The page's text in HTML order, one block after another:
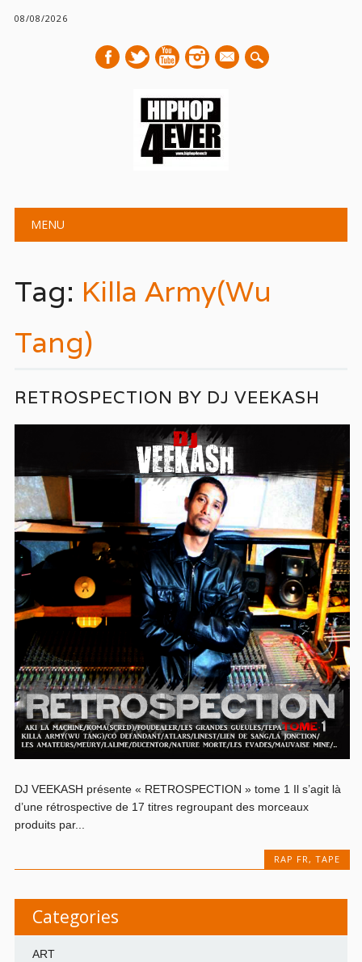
08/08/2026
mail
Main menu
MENU
Tag: Killa Army(Wu
Tang)
RETROSPECTION BY DJ VEEKASH
DJ VEEKASH présente « RETROSPECTION » tome 1 Il s’agit là
d’une rétrospective de 17 titres regroupant des morceaux
produits par...
RAP FR, TAPE
Categories
ART